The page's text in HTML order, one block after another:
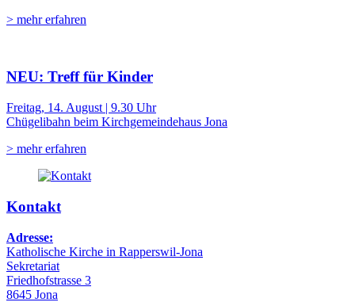
> mehr erfahren
NEU: Treff für Kinder
Freitag, 14. August | 9.30 Uhr
Chügelibahn beim Kirchgemeindehaus Jona
> mehr erfahren
Kontakt
Adresse:
Katholische Kirche in Rapperswil-Jona
Sekretariat
Friedhofstrasse 3
8645 Jona